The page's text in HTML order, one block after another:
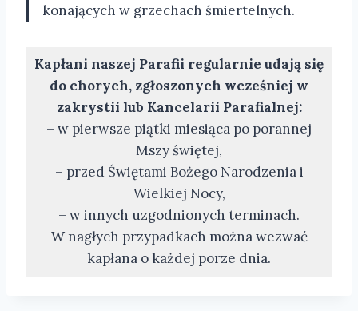
konających w grzechach śmiertelnych.
Kapłani naszej Parafii regularnie udają się
do chorych, zgłoszonych wcześniej w
zakrystii lub Kancelarii Parafialnej:
– w pierwsze piątki miesiąca po porannej
Mszy świętej,
– przed Świętami Bożego Narodzenia i
Wielkiej Nocy,
– w innych uzgodnionych terminach.
W nagłych przypadkach można wezwać
kapłana o każdej porze dnia.